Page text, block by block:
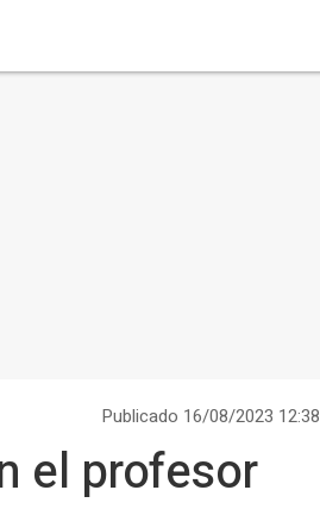
Publicado 16/08/2023 12:38
el profesor